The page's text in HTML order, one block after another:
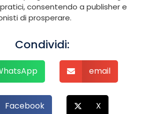
consentendo a publisher e
di prosperare.
Condividi:
email
Facebook X